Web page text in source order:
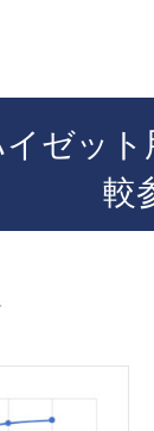
ゼッ
較